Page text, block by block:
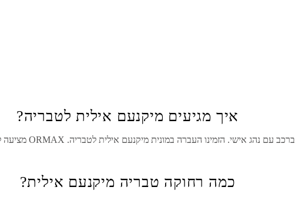
איך מגיעים מיקנעם אילית לטבריה?
ברכב עם נהג אישי. הזמינו העברה במונית מיקנעם אילית לטבריה. ORMAX מציעה לארגן את הטיול שלך בנוחות ובטיחות מירבית.
כמה רחוקה טבריה מיקנעם אילית?